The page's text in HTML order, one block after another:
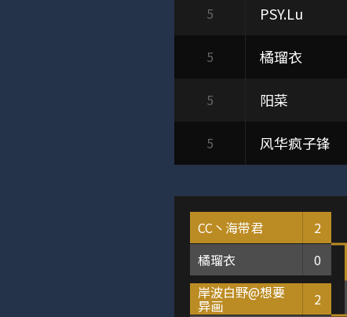
5 PSY.Lu
5 橘瑠衣
5 阳菜
5 风华疯子锋
CC丶海带君
2
橘瑠衣
0
岸波白野@想要
异画
2